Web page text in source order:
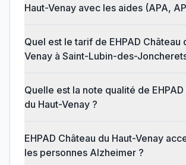
Haut-Venay avec les aides (APA,
Quel est le tarif de EHPAD Château
Venay à Saint-Lubin-des-
Quelle est la note qualité de EHPAD
du Haut-Venay ?
EHPAD Château du Haut-Venay
les personnes Alzheimer ?